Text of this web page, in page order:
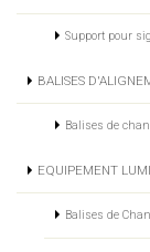
Support pour
BALISES
Balises de
EQUIPEMENT
Balises de